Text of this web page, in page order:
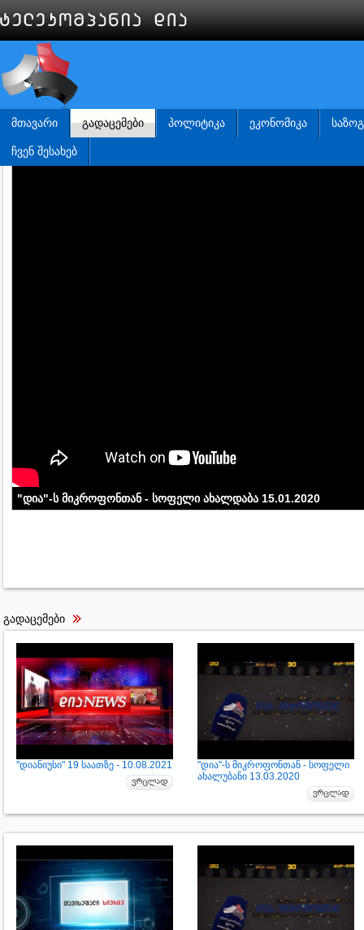
ᲛᲗᲐᲕᲐᲠᲘ ᲒᲐᲓᲐᲪᲔᲛᲔᲑᲘ ᲞᲝᲚᲘᲢᲘᲙᲐ ᲔᲙᲝᲜᲝᲛᲘᲙᲐ
ᲩᲕᲔᲜ ᲨᲔᲡᲐᲮᲔᲑ
"დია"-ს მიკროფონთან - სოფელი ახალდაბა 15.01.2020
გადაცემები
"დიანიუსი" 19 საათზე - 10.08.2021
"დია"-ს მიკროფონთან - სოფელი
ახალუბანი 13.03.2020